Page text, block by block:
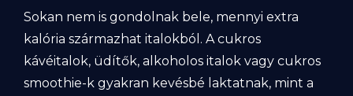
Sokan nem is gondolnak bele, mennyi extra
kalória származhat italokból. A cukros
kávéitalok, üdítők, alkoholos italok vagy cukros
smoothie-k gyakran kevésbé laktatnak, mint a